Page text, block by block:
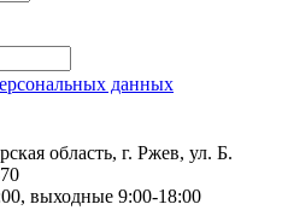
данных
область, г. Ржев, ул. Б.
выходные 9:00-18:00